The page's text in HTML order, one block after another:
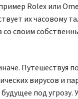
Rolex или
их часовому
со своим
Путешествуя
вирусов и
под угрозу.